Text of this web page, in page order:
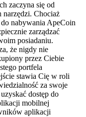
zaczyna się od
Chociaż
nabywania ApeCoin
zarządzać
posiadaniu.
że nigdy nie
przez Ciebie
portfela
stawia Cię w roli
za swoje
dostęp do
mobilnej
aplikacji